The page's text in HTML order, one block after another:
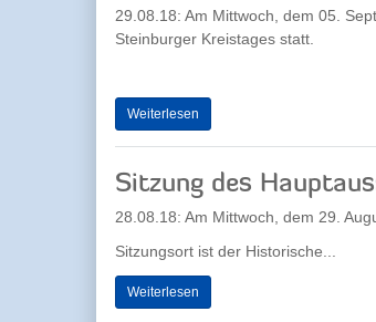
29.08.18: Am Mittwoch, dem 05.
Steinburger Kreistages statt.
Weiterlesen
Sitzung des
28.08.18: Am Mittwoch, dem 29.
Sitzungsort ist der Historische...
Weiterlesen